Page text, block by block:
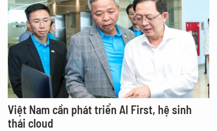
Việt Nam cần phát triển AI First, hệ sinh
thái cloud